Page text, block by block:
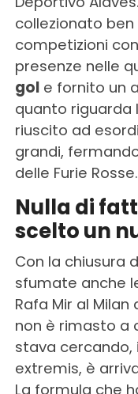
collezionato
competizioni
presenze nelle
gole fornito un
quanto riguarda
riuscito ad
grandi,
delle Furie Rosse.
Nulla di
scelto un
Con la chiusura
sfumate anche
Rafa Mir al Milan
non è rimasto a
stava
extremis, è
La formula che